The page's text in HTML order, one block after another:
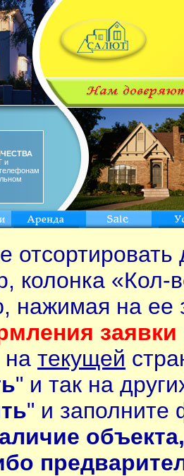
и
колонка «Кол-
нажимая на ее
заявки
на текущей
" и так на
" и заполните